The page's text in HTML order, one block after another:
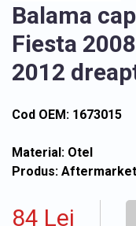
Balama
Fiesta
2012
Cod OEM: 1673015
Material: Otel
Produs: Aftermarket
84 Lei